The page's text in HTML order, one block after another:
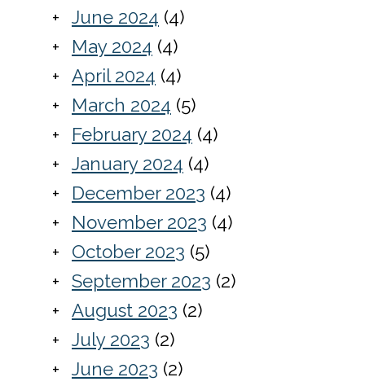
June 2024 (4)
May 2024 (4)
April 2024 (4)
March 2024 (5)
February 2024 (4)
January 2024 (4)
December 2023 (4)
November 2023 (4)
October 2023 (5)
September 2023 (2)
August 2023 (2)
July 2023 (2)
June 2023 (2)